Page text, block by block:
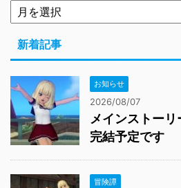
新着記事
お知らせ
2026/08/07
メインストー
完結予定です
冒険譚